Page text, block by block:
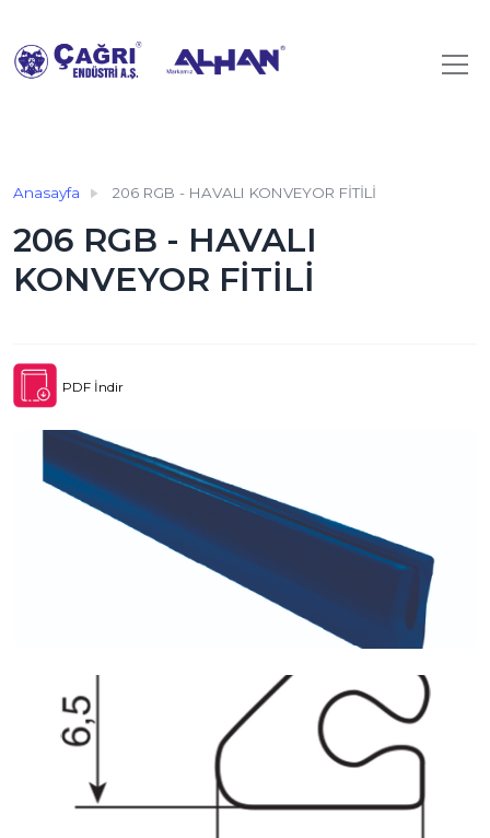
Anasayfa 206 RGB - HAVALI KONVEYOR FİTİLİ
206 RGB - HAVALI
KONVEYOR FİTİLİ
PDF İndir